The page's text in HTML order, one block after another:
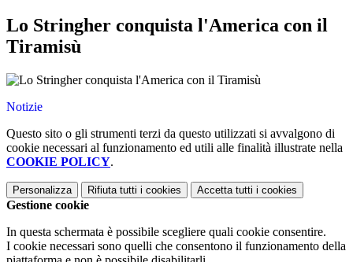
Lo Stringher conquista l'America con il
Tiramisù
Notizie
Questo sito o gli strumenti terzi da questo utilizzati si avvalgono di
cookie necessari al funzionamento ed utili alle finalità illustrate nella
COOKIE POLICY.
Personalizza Rifiuta tutti i cookies Accetta tutti i cookies
Gestione cookie
In questa schermata è possibile scegliere quali cookie consentire.
I cookie necessari sono quelli che consentono il funzionamento della